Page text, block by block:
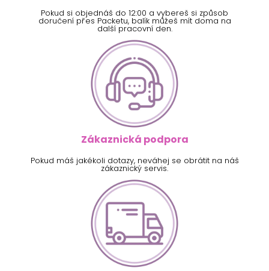
Pokud si objednáš do 12:00 a vybereš si způsob
doručení přes Packetu, balík můžeš mít doma na
další pracovní den.
Zákaznická podpora
Pokud máš jakékoli dotazy, neváhej se obrátit na náš
zákaznický servis.